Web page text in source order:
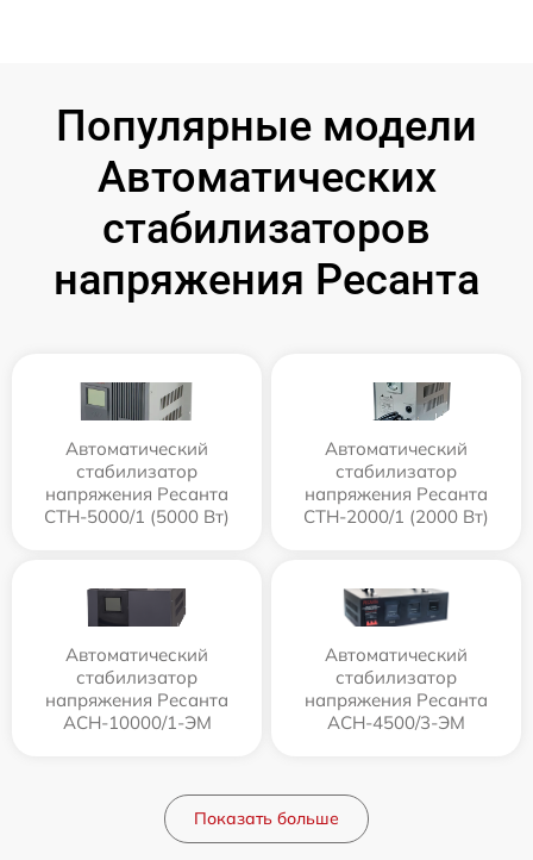
Популярные модели
Автоматических
стабилизаторов
напряжения Ресанта
Автоматический
стабилизатор
напряжения Ресанта
СТН-5000/1 (5000 Вт)
Автоматический
стабилизатор
напряжения Ресанта
СТН-2000/1 (2000 Вт)
Автоматический
стабилизатор
напряжения Ресанта
АСН-10000/1-ЭМ
Автоматический
стабилизатор
напряжения Ресанта
АСН-4500/3-ЭМ
Показать больше